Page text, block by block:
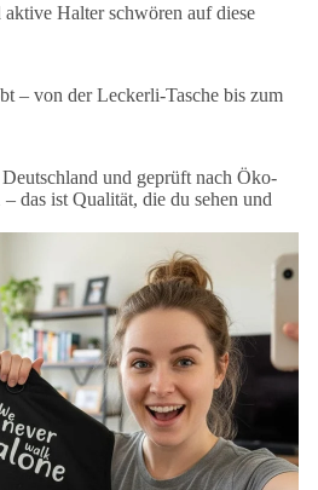
Halter schwören auf diese
– von der Leckerli-Tasche bis zum
und geprüft nach Öko-
das ist Qualität, die du sehen und